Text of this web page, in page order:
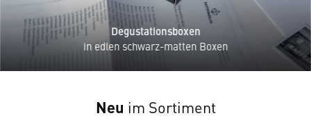
Degustationsboxen
in edlen schwarz-matten Boxen
Neu im Sortiment